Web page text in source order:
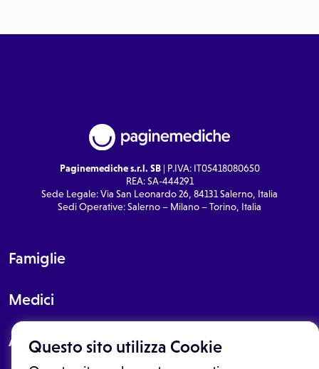
Questo sito utilizza Cookie
Paginemediche s.r.l. SB| P.IVA: IT05418080650
REA: SA-444291
Sede Legale: Via San Leonardo 26, 84131 Salerno, Italia
Sedi Operative: Salerno – Milano – Torino, Italia
Famiglie
Medici
About